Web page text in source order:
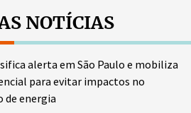
NOTÍCIAS
alerta em São Paulo e mobiliza
para evitar impactos no
energia